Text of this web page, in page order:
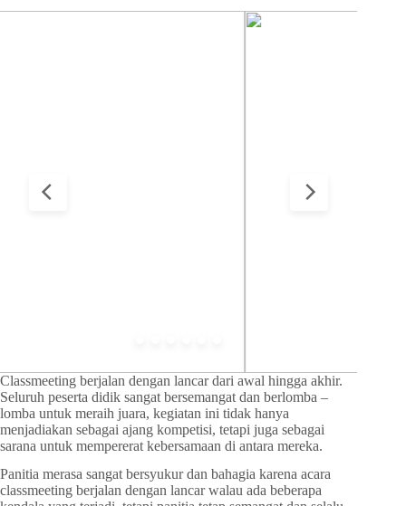
Classmeeting berjalan dengan lancar dari awal hingga akhir.
Seluruh peserta didik sangat bersemangat dan berlomba –
lomba untuk meraih juara, kegiatan ini tidak hanya
menjadiakan sebagai ajang kompetisi, tetapi juga sebagai
sarana untuk mempererat kebersamaan di antara mereka.
Panitia merasa sangat bersyukur dan bahagia karena acara
classmeeting berjalan dengan lancar walau ada beberapa